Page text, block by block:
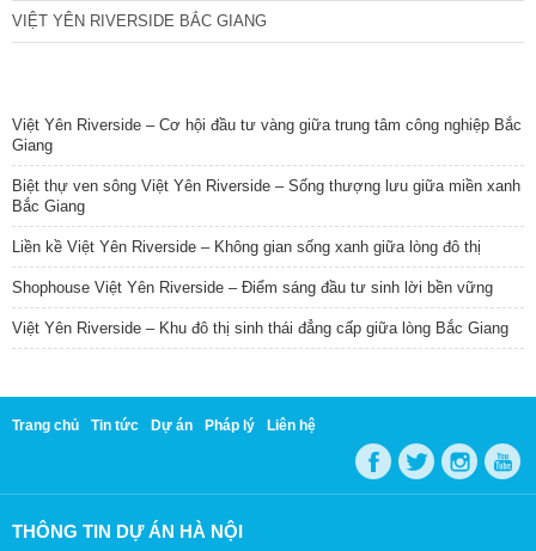
VIỆT YÊN RIVERSIDE BẮC GIANG
Việt Yên Riverside – Cơ hội đầu tư vàng giữa trung tâm công nghiệp Bắc
Giang
Biệt thự ven sông Việt Yên Riverside – Sống thượng lưu giữa miền xanh
Bắc Giang
Liền kề Việt Yên Riverside – Không gian sống xanh giữa lòng đô thị
Shophouse Việt Yên Riverside – Điểm sáng đầu tư sinh lời bền vững
Việt Yên Riverside – Khu đô thị sinh thái đẳng cấp giữa lòng Bắc Giang
Trang chủ Tin tức Dự án Pháp lý Liên hệ
THÔNG TIN DỰ ÁN HÀ NỘI